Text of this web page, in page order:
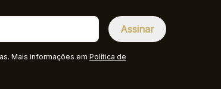
Mais informações em Política de